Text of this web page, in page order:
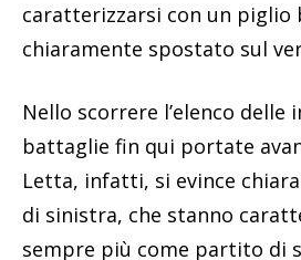
caratterizzarsi con un piglio
chiaramente spostato sul
Nello scorrere l’elenco delle
battaglie fin qui portate
Letta, infatti, si evince
di sinistra, che stanno
sempre più come partito di